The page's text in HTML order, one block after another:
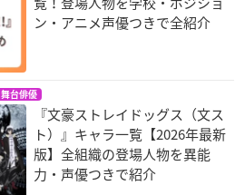
ン・アニメ声優つきで全紹介
舞台俳優
『文豪ストレイドッグス（文ス
ト）』キャラ一覧【2026年最新
版】全組織の登場人物を異能
力・声優つきで紹介